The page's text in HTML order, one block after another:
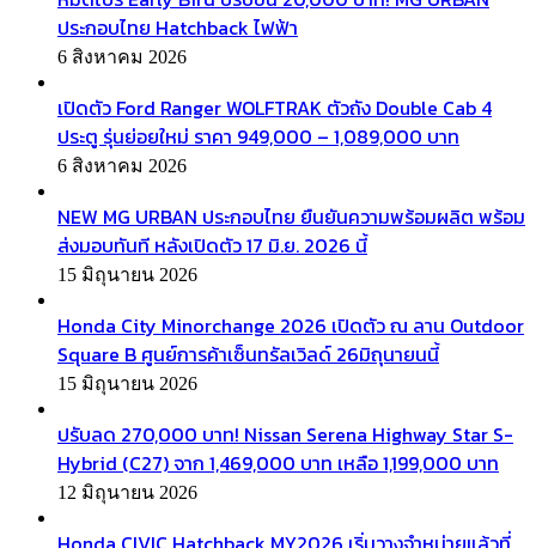
ประกอบไทย Hatchback ไฟฟ้า
6 สิงหาคม 2026
เปิดตัว Ford Ranger WOLFTRAK ตัวถัง Double Cab 4
ประตู รุ่นย่อยใหม่ ราคา 949,000 – 1,089,000 บาท
6 สิงหาคม 2026
NEW MG URBAN ประกอบไทย ยืนยันความพร้อมผลิต พร้อม
ส่งมอบทันที หลังเปิดตัว 17 มิ.ย. 2026 นี้
15 มิถุนายน 2026
Honda City Minorchange 2026 เปิดตัว ณ ลาน Outdoor
Square B ศูนย์การค้าเซ็นทรัลเวิลด์ 26มิถุนายนนี้
15 มิถุนายน 2026
ปรับลด 270,000 บาท! Nissan Serena Highway Star S-
Hybrid (C27) จาก 1,469,000 บาท เหลือ 1,199,000 บาท
12 มิถุนายน 2026